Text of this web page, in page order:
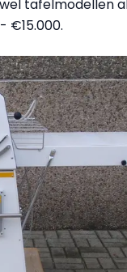
tafelmodellen
€15.000.